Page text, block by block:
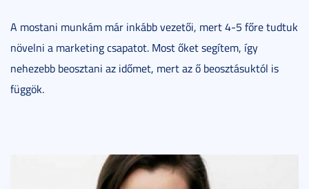
A mostani munkám már inkább vezetői, mert 4-5 főre tudtuk
növelni a marketing csapatot. Most őket segítem, így
nehezebb beosztani az időmet, mert az ő beosztásuktól is
függök.